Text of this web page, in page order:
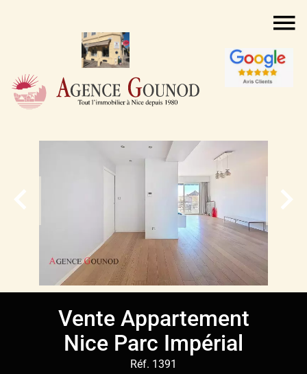
Vente Appartement
Nice Parc Impérial
Réf. 1391